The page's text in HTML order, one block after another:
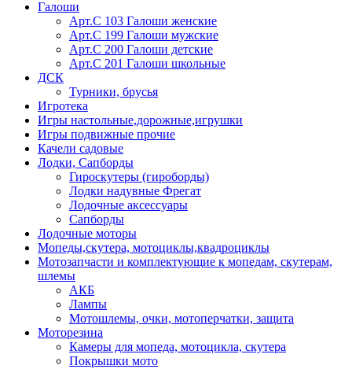
Галоши
Арт.С 103 Галоши женские
Арт.С 199 Галоши мужские
Арт.С 200 Галоши детские
Арт.С 201 Галоши школьные
ДСК
Турники, брусья
Игротека
Игры настольные,дорожные,игрушки
Игры подвижные прочие
Качели садовые
Лодки, Сапборды
Гироскутеры (гироборды)
Лодки надувные Фрегат
Лодочные аксессуары
Сапборды
Лодочные моторы
Мопеды,скутера, мотоциклы,квадроциклы
Мотозапчасти и комплектующие к мопедам, скутерам,
шлемы
АКБ
Лампы
Мотошлемы, очки, мотоперчатки, защита
Моторезина
Камеры для мопеда, мотоцикла, скутера
Покрышки мото